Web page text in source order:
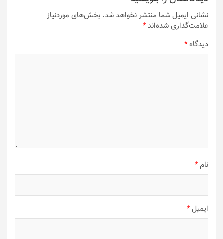
نشانی ایمیل شما منتشر نخواهد شد. بخش‌های موردنیاز
علامت‌گذاری شده‌اند*
دیدگاه*
نام*
ایمیل*